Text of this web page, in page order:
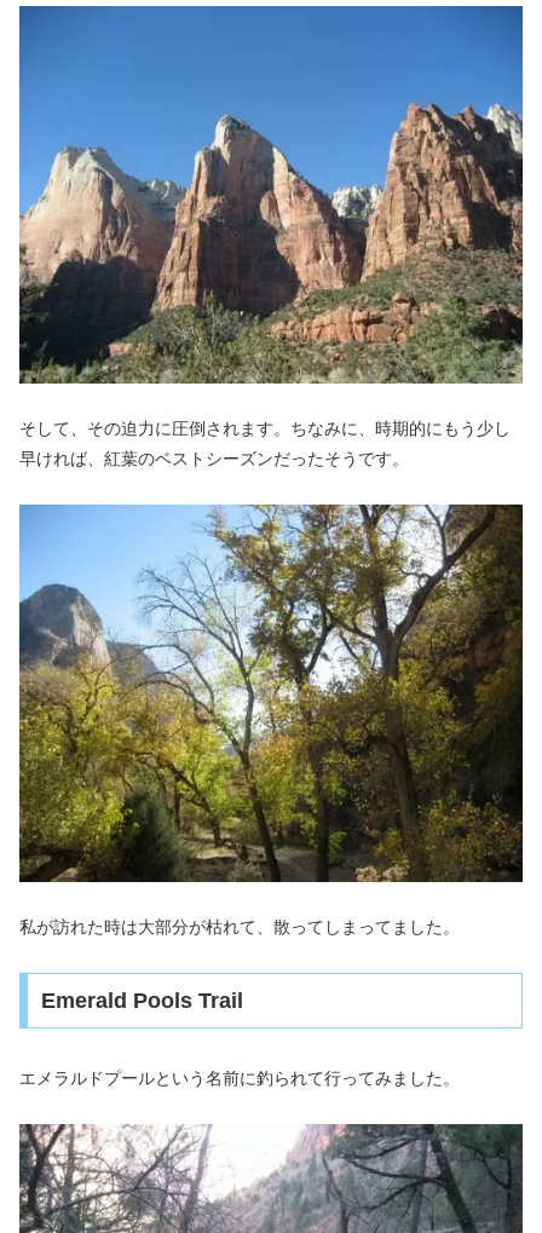
そして、その迫力に圧倒されます。ちなみに、時期的にもう少し
早ければ、紅葉のベストシーズンだったそうです。
私が訪れた時は大部分が枯れて、散ってしまってました。
Emerald Pools Trail
エメラルドプールという名前に釣られて行ってみました。